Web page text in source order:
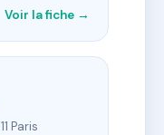
Voir la fiche →
Paris